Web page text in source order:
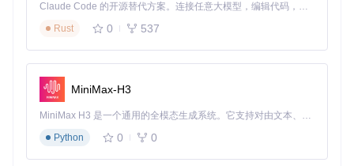
Claude Code 的开源替代方案。连接任意大模型，编辑代码，运行命令，自动验证 — 全自动执行。用 Rust 构建，极致性能。 ｜ An open-source alternative to Claude Code. Connect any LLM, edit code, run commands, and verify changes — autonomously. Built in Rust for speed. Get Started
Rust
0 537
MiniMax-H3
MiniMax H3 是一个通用的全模态生成系统。它支持对由文本、图像、视频和音频组成的多模态上下文进行统一理解，并能生成分辨率高达 2K、时长可达 15 秒的带原生立体声音频的视频。得益于面向任务泛化的系统设计，H3 在预训练阶段就已具备广泛的多模态上下文理解与生成能力，能够出色地执行复杂的多模态指令。
Python
0 0